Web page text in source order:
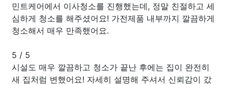
민트케어에서 이사청소를 진행했는데, 정말 친절하고 세
심하게 청소를 해주셨어요! 가전제품 내부까지 깔끔하게
청소해서 매우 만족했어요.
5 / 5
시설도 매우 깔끔하고 청소가 끝난 후에는 집이 완전히
새 집처럼 변했어요! 자세히 설명해 주셔서 신뢰감이 갔